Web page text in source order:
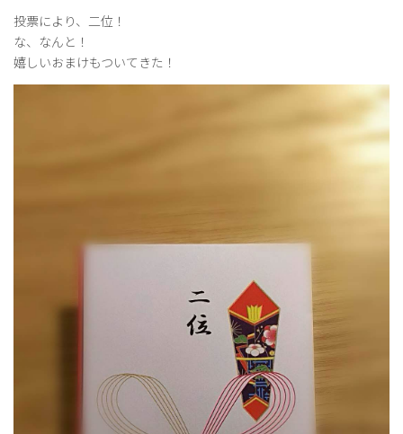
投票により、二位！
な、なんと！
嬉しいおまけもついてきた！